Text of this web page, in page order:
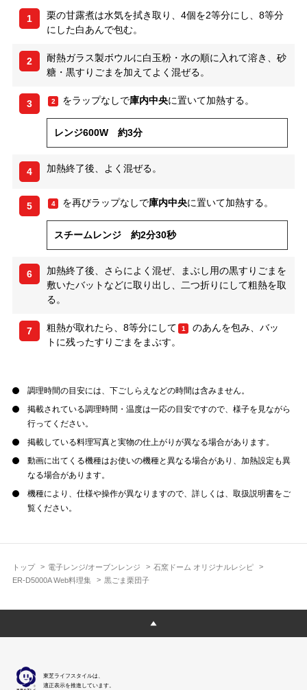
トップ 電子レンジ/オーブンレンジ
石窯ドーム オリジナルレシピ
ER-D5000A Web料理集
黒ごま栗団子
1
栗の甘露煮は水気を拭き取り、4個を2等分にし、8等分
にした白あんで包む。
2
耐熱ガラス製ボウルに白玉粉・水の順に入れて溶き、砂
糖・黒すりごまを加えてよく混ぜる。
3 2 をラップなしで庫内中央に置いて加熱する。
レンジ600W 約3分
4 加熱終了後、よく混ぜる。
5 4 を再びラップなしで庫内中央に置いて加熱する。
スチームレンジ 約2分30秒
6
加熱終了後、さらによく混ぜ、まぶし用の黒すりごまを
敷いたバットなどに取り出し、二つ折りにして粗熱を取
る。
7 粗熱が取れたら、8等分にして 1
のあんを包み、バッ
トに残ったすりごまをまぶす。
調理時間の目安には、下ごしらえなどの時間は含みません。
掲載されている調理時間・温度は一応の目安ですので、様子を見ながら
行ってください。
掲載している料理写真と実物の仕上がりが異なる場合があります。
動画に出てくる機種はお使いの機種と異なる場合があり、加熱設定も異
なる場合があります。
機種により、仕様や操作が異なりますので、詳しくは、取扱説明書をご
覧ください。
東芝ライフスタイルは、
適正表示を推進しています。